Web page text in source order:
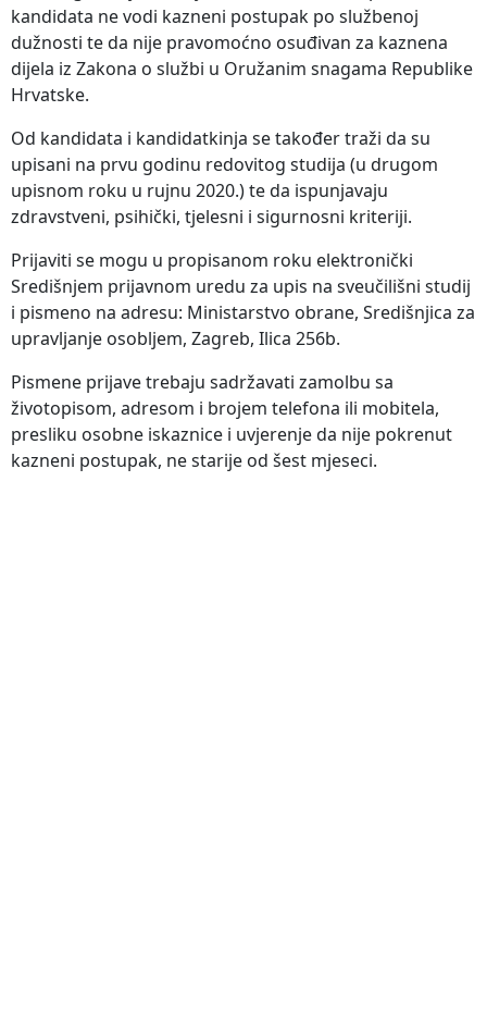
kandidata ne vodi kazneni postupak po službenoj
dužnosti te da nije pravomoćno osuđivan za kaznena
dijela iz Zakona o službi u Oružanim snagama Republike
Hrvatske.
Od kandidata i kandidatkinja se također traži da su
upisani na prvu godinu redovitog studija (u drugom
upisnom roku u rujnu 2020.) te da ispunjavaju
zdravstveni, psihički, tjelesni i sigurnosni kriteriji.
Prijaviti se mogu u propisanom roku elektronički
Središnjem prijavnom uredu za upis na sveučilišni studij
i pismeno na adresu: Ministarstvo obrane, Središnjica za
upravljanje osobljem, Zagreb, Ilica 256b.
Pismene prijave trebaju sadržavati zamolbu sa
životopisom, adresom i brojem telefona ili mobitela,
presliku osobne iskaznice i uvjerenje da nije pokrenut
kazneni postupak, ne starije od šest mjeseci.